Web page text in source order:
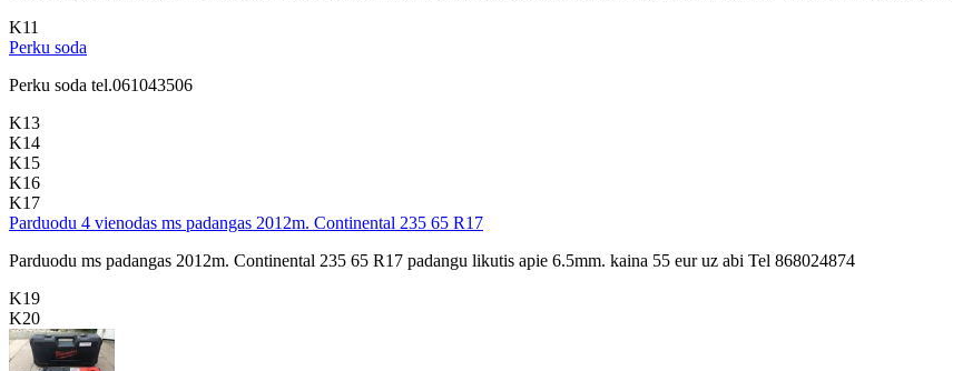
K11
Perku soda
Perku soda tel.061043506
K13
K14
K15
K16
K17
Parduodu 4 vienodas ms padangas 2012m. Continental 235 65 R17
Parduodu ms padangas 2012m. Continental 235 65 R17 padangu likutis apie 6.5mm. kaina 55 eur uz abi Tel 868024874
K19
K20